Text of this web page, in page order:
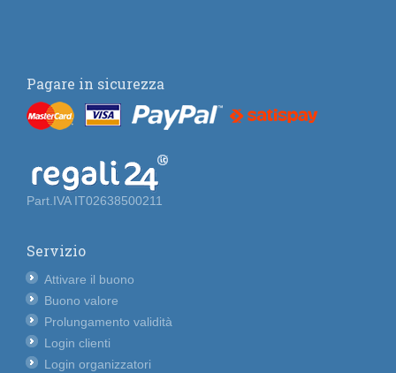
Pagare in sicurezza
Part.IVA IT02638500211
Servizio
Attivare il buono
Buono valore
Prolungamento validità
Login clienti
Login organizzatori